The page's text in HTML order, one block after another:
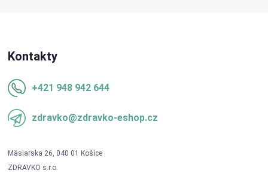
Kontakty
+421 948 942 644
zdravko@zdravko-eshop.cz